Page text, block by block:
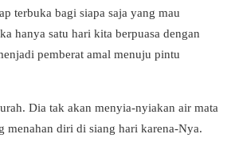
terbuka bagi siapa saja yang mau
hanya satu hari kita berpuasa dengan
pemberat amal menuju pintu
Dia tak akan menyia-nyiakan air mata
menahan diri di siang hari karena-Nya.